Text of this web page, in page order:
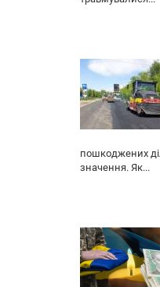
пошкоджених
значення. Як...